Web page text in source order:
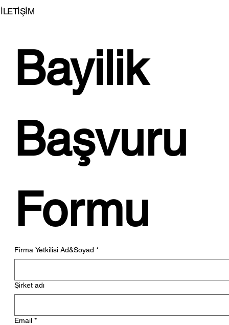
İstikbal'den Sıcak, Davetkar ve Samimi Bir
Hikaye; Aysa X Koltuk Takımı!...
İLETİŞİM
Bayilik
Başvuru
Formu
Firma Yetkilisi Ad&Soyad *
Şirket adı
Email *